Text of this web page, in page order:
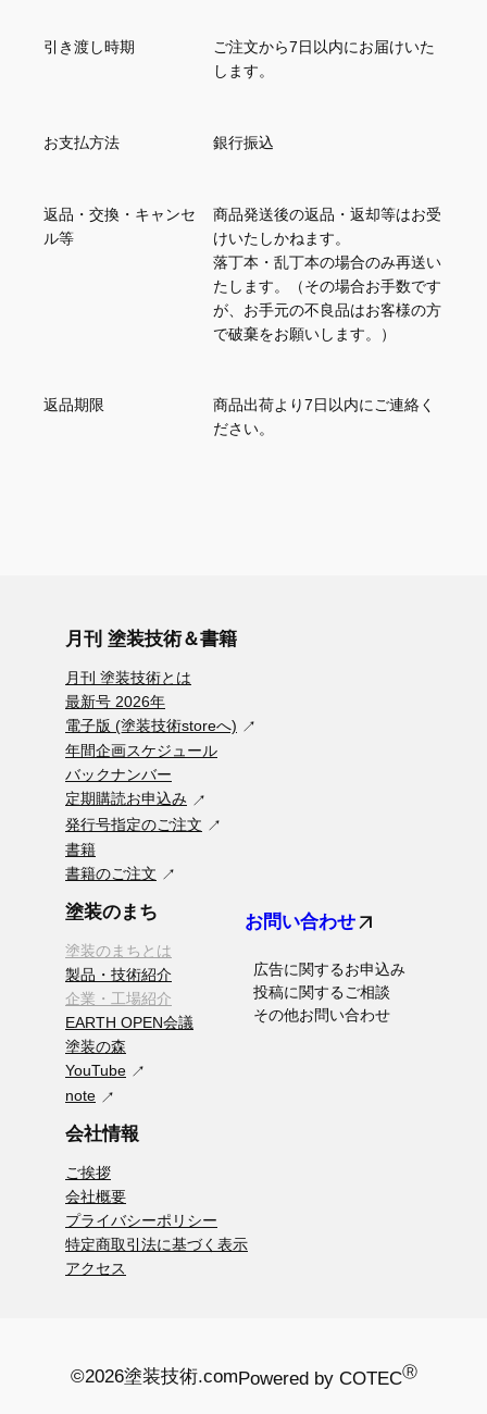
引き渡し時期
ご注文から7日以内にお届けいた
します。
お支払方法 銀行振込
返品・交換・キャンセ
ル等
商品発送後の返品・返却等はお受
けいたしかねます。
落丁本・乱丁本の場合のみ再送い
たします。（その場合お手数です
が、お手元の不良品はお客様の方
で破棄をお願いします。）
返品期限
商品出荷より7日以内にご連絡く
ださい。
月刊 塗装技術＆書籍
月刊 塗装技術とは
最新号 2026年
電子版 (塗装技術storeへ)
年間企画スケジュール
バックナンバー
定期購読お申込み
発行号指定のご注文
書籍
書籍のご注文
塗装のまち
塗装のまちとは
製品・技術紹介
企業・工場紹介
EARTH OPEN会議
塗装の森
YouTube
note
お問い合わせarrow_outward
広告に関するお申込み
投稿に関するご相談
その他お問い合わせ
会社情報
ご挨拶
会社概要
プライバシーポリシー
特定商取引法に基づく表示
アクセス
©2026塗装技術.comPowered by COTECⓇ